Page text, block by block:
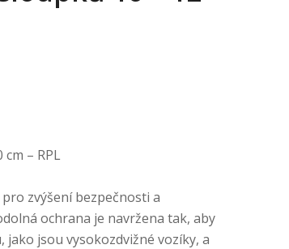
– RPL
zvýšení bezpečnosti a
ochrana je navržena tak, aby
jsou vysokozdvižné vozíky, a